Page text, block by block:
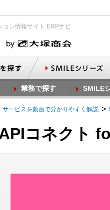
ョン情報サイト ERPナビ
業務で探す SMILE
サービスを動画で分かりやすく解説
コネクト